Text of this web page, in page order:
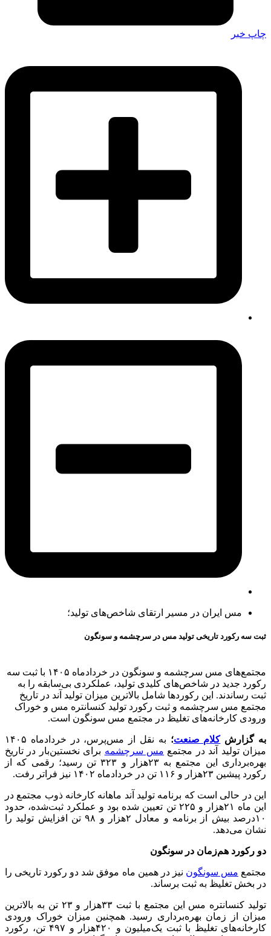
چاپ خبر
مس ایران در مسیر ارتقای شاخص‌های تولید؛
ثبت سه رکورد تاریخی تولید مس در سرچشمه و سونگون
مجتمع‌های مس سرچشمه و سونگون در خردادماه ۱۴۰۵ با ثبت سه
رکورد جدید در شاخص‌های کلیدی تولید، عملکردی بی‌سابقه را به
ثبت رساندند. این رکوردها شامل بالاترین میزان تولید آند در تاریخ
مجتمع مس سرچشمه و ثبت رکورد تولید کنسانتره مس و خوراک
ورودی کارخانه‌های تغلیظ در مجتمع مس سونگون است.
به گزارشکلام صنعت؛
به نقل از مس‌پرس، در خردادماه ۱۴۰۵
میزان تولید آند در مجتمع مس سرچشمه برای نخستین‌بار در تاریخ
بهره‌برداری این مجتمع به ۲۳هزار و ۳۲۳ تن رسید؛ رقمی که از
رکورد پیشین ۲۳هزار و ۱۱۶ تن در خردادماه ۱۴۰۲ نیز فراتر رفت.
این در حالی است که برنامه تولید آند ماهانه کارخانه ذوب مجتمع در
این ماه ۲۱هزار و ۲۲۵ تن تعیین شده بود و عملکرد ثبت‌شده، حدود
۱۰درصد بیش از برنامه و معادل ۲هزار و ۹۸ تن افزایش تولید را
نشان می‌دهد.
دو رکورد هم‌زمان در سونگون
مجتمع مس سونگون نیز در همین ماه موفق شد دو رکورد تاریخی را
در بخش تغلیظ به ثبت برساند.
تولید کنسانتره مس این مجتمع با ثبت ۳۳هزار و ۲۳ تن به بالاترین
میزان از زمان بهره‌برداری رسید. همچنین میزان خوراک ورودی
کارخانه‌های تغلیظ با ثبت یک‌میلیون و ۴۲۰هزار و ۴۹۷ تن، رکورد